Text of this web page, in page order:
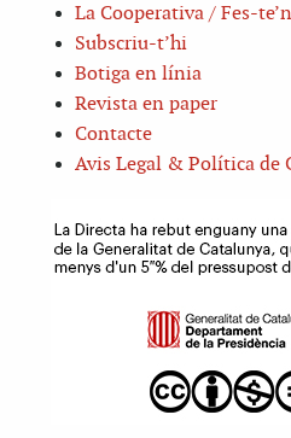
La Cooperativa / Fes-
Subscriu-t’hi
Botiga en línia
Revista en paper
Contacte
Avis Legal & Política de